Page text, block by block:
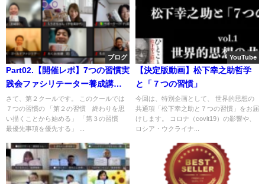
ブログ
Part02.【開催レポ】7つの習慣実
践会ファシリテーター養成講座
第7期 第2クール
さて、第２クールです。 このクールでは
７つの習慣の 「第２の習慣 終わりを思
い描くことから始める」 「第３の習慣
最優先事項を優先する」 ...
YouTube
【決定版動画】松下幸之助哲学
と「７つの習慣」
今回は、特別企画として、 世界的思想の
共通項「松下幸之助と７つの習慣」をお届
けします。 コロナ（covit19）の影響や、
ロシア・ウクライナ...